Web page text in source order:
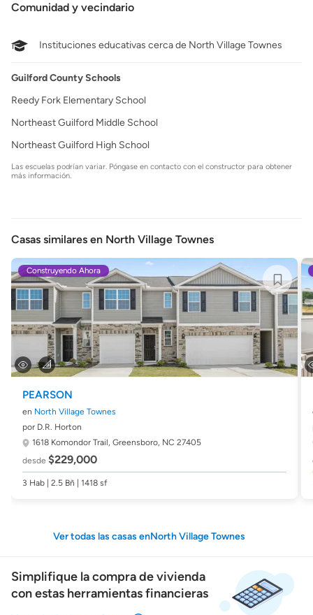
Comunidad y vecindario
Instituciones educativas cerca de North Village Townes
Guilford County Schools
Reedy Fork Elementary School
Northeast Guilford Middle School
Northeast Guilford High School
Las escuelas podrían variar. Póngase en contacto con el constructor para obtener
más información.
Casas similares en North Village Townes
Construyendo Ahora
PEARSON
en North Village Townes
por D.R. Horton
1618 Komondor Trail, Greensboro, NC 27405
desde $229,000
3 Hab | 2.5 Bñ | 1418 sf
Ver todas las casas enNorth Village Townes
Simplifique la compra de vivienda
con estas herramientas financieras